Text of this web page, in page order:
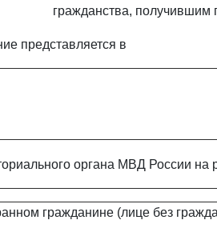
гражданства, получившим
представляется в
органа МВД России на
гражданине (лице без